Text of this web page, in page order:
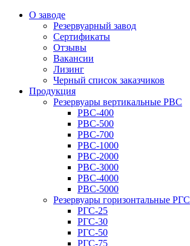
О заводе
Резервуарный завод
Сертификаты
Отзывы
Вакансии
Лизинг
Черный список заказчиков
Продукция
Резервуары вертикальные РВС
РВС-400
РВС-500
РВС-700
РВС-1000
РВС-2000
РВС-3000
РВС-4000
РВС-5000
Резервуары горизонтальные РГС
РГС-25
РГС-30
РГС-50
РГС-75